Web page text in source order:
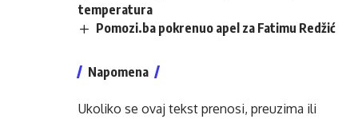
temperatura
Pomozi.ba pokrenuo apel za Fatimu Redžić
Napomena
Ukoliko se ovaj tekst prenosi, preuzima ili